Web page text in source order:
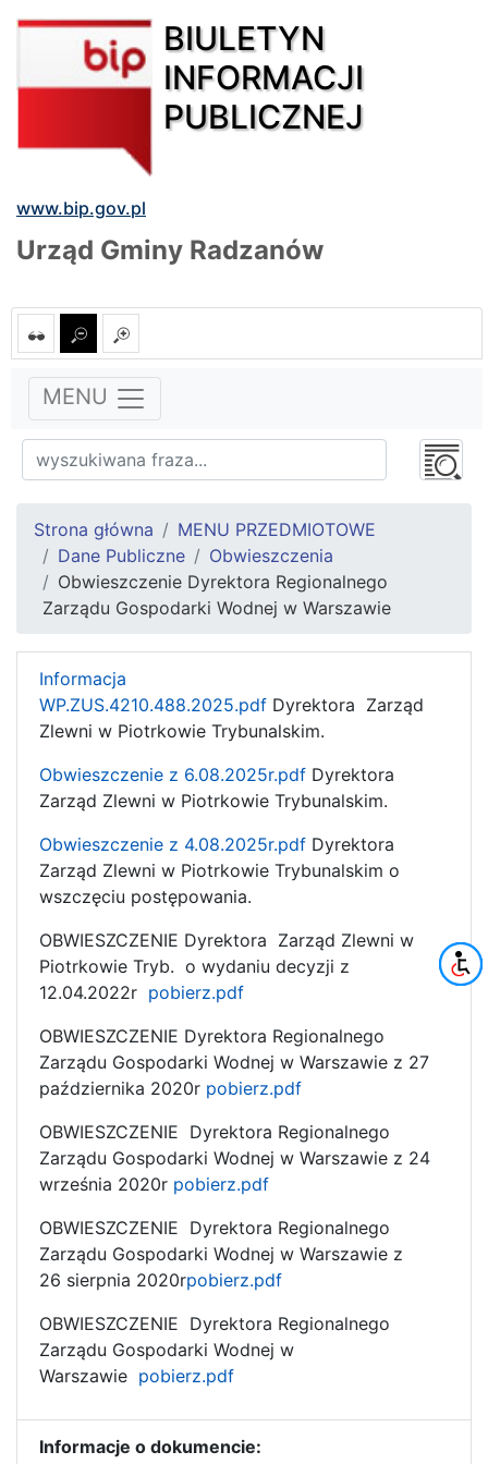
BIULETYN
INFORMACJI
PUBLICZNEJ
www.bip.gov.pl
Urząd Gminy Radzanów
MENU
Strona główna
MENU PRZEDMIOTOWE
Dane Publiczne
Obwieszczenia
Obwieszczenie Dyrektora Regionalnego
Zarządu Gospodarki Wodnej w Warszawie
Informacja
WP.ZUS.4210.488.2025.pdf Dyrektora Zarząd
Zlewni w Piotrkowie Trybunalskim.
Obwieszczenie z 6.08.2025r.pdf Dyrektora
Zarząd Zlewni w Piotrkowie Trybunalskim.
Obwieszczenie z 4.08.2025r.pdf Dyrektora
Zarząd Zlewni w Piotrkowie Trybunalskim o
wszczęciu postępowania.
OBWIESZCZENIE Dyrektora Zarząd Zlewni w
Piotrkowie Tryb. o wydaniu decyzji z
12.04.2022r pobierz.pdf
OBWIESZCZENIE Dyrektora Regionalnego
Zarządu Gospodarki Wodnej w Warszawie z 27
października 2020r pobierz.pdf
OBWIESZCZENIE Dyrektora Regionalnego
Zarządu Gospodarki Wodnej w Warszawie z 24
września 2020r pobierz.pdf
OBWIESZCZENIE Dyrektora Regionalnego
Zarządu Gospodarki Wodnej w Warszawie z
26 sierpnia 2020rpobierz.pdf
OBWIESZCZENIE Dyrektora Regionalnego
Zarządu Gospodarki Wodnej w
Warszawie pobierz.pdf
Informacje o dokumencie: